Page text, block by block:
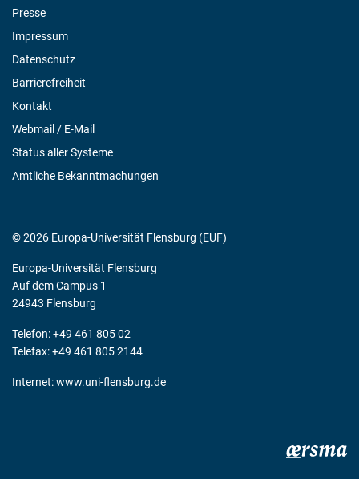
Presse
Impressum
Datenschutz
Barrierefreiheit
Kontakt
Webmail / E-Mail
Status aller Systeme
Amtliche Bekanntmachungen
© 2026 Europa-Universität Flensburg (EUF)
Europa-Universität Flensburg
Auf dem Campus 1
24943 Flensburg
Telefon: +49 461 805 02
Telefax: +49 461 805 2144
Internet:www.uni-flensburg.de